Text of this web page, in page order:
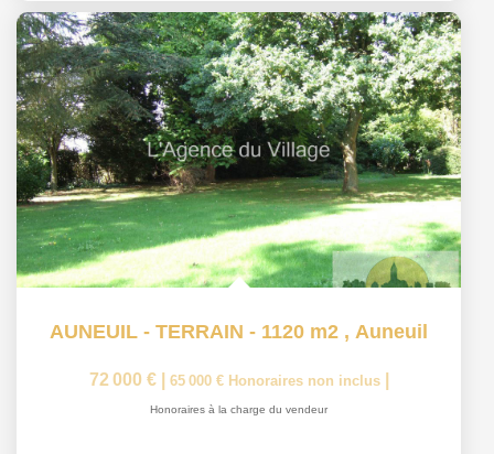
AUNEUIL - TERRAIN - 1120 m2 , Auneuil
72 000 € 65 000 € Honoraires non inclus
Honoraires à la charge du vendeur